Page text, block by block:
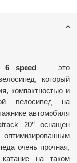
6 speed – это
который
компактностью и
велосипед на
автомобиля
20’’ оснащен
очень прочная,
на таком